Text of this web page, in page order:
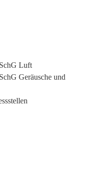
Luft
Geräusche und